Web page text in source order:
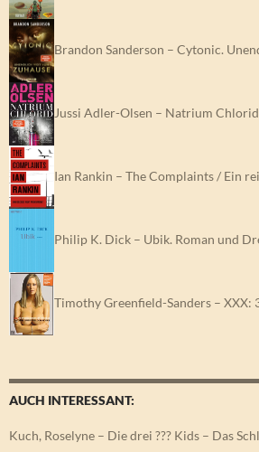
Brandon Sanderson – Cytonic.
Jussi Adler-Olsen – Natrium
Ian Rankin – The Complaints / Ein
Philip K. Dick – Ubik. Roman und
Timothy Greenfield-Sanders – XXX:
AUCH INTERESSANT:
Kuch, Roselyne – Die drei ??? Kids – Das